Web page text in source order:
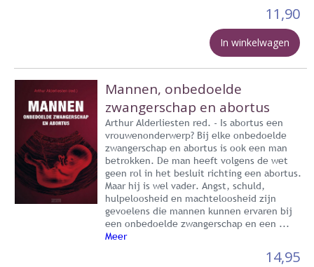
11,90
In winkelwagen
Mannen, onbedoelde
zwangerschap en abortus
Arthur Alderliesten red. - Is abortus een
vrouwenonderwerp? Bij elke onbedoelde
zwangerschap en abortus is ook een man
betrokken. De man heeft volgens de wet
geen rol in het besluit richting een abortus.
Maar hij is wel vader. Angst, schuld,
hulpeloosheid en machteloosheid zijn
gevoelens die mannen kunnen ervaren bij
een onbedoelde zwangerschap en een ...
Meer
14,95